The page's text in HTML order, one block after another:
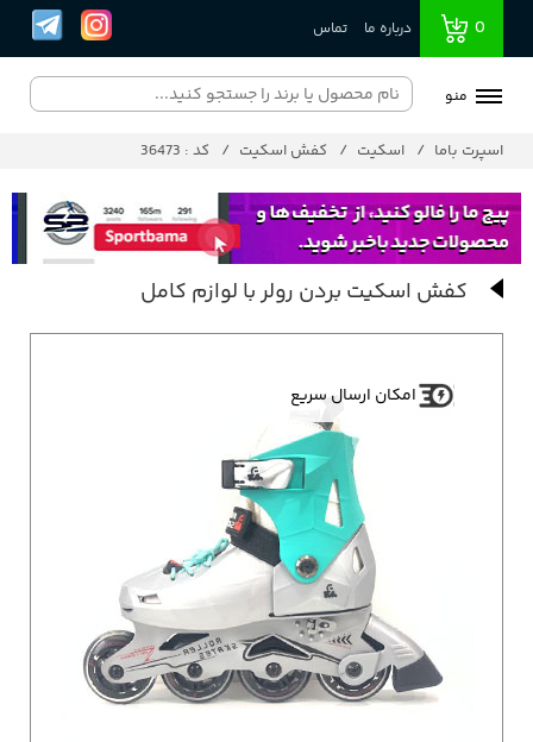
0 درباره ما تماس
منو
اسپرت باما اسکیت کفش اسکیت کد : 36473
کفش اسکیت بردن رولر با لوازم کامل
امکان ارسال سریع